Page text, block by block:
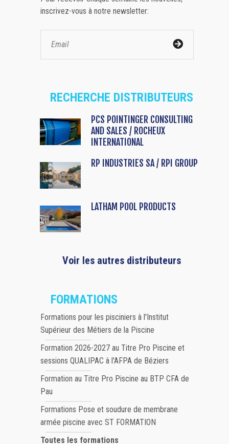
inscrivez-vous à notre newsletter:
RECHERCHE DISTRIBUTEURS
PCS POINTINGER CONSULTING
AND SALES / ROCHEUX
INTERNATIONAL
RP INDUSTRIES SA / RPI GROUP
LATHAM POOL PRODUCTS
Voir les autres distributeurs
FORMATIONS
Formations pour les pisciniers à l'Institut
Supérieur des Métiers de la Piscine
Formation 2026-2027 au Titre Pro Piscine et
sessions QUALIPAC à l'AFPA de Béziers
Formation au Titre Pro Piscine au BTP CFA de
Pau
Formations Pose et soudure de membrane
armée piscine avec ST FORMATION
Toutes les formations